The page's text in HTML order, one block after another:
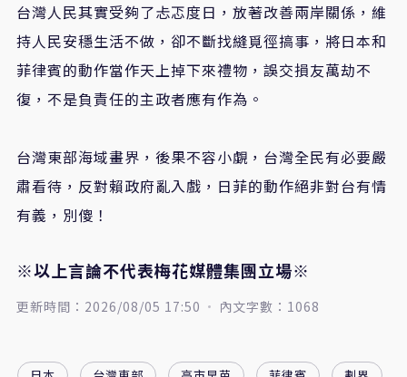
台灣人民其實受夠了忐忑度日，放著改善兩岸關係，維
持人民安穩生活不做，卻不斷找縫覓徑搞事，將日本和
菲律賓的動作當作天上掉下來禮物，誤交損友萬劫不
復，不是負責任的主政者應有作為。
台灣東部海域畫界，後果不容小覷，台灣全民有必要嚴
肅看待，反對賴政府亂入戲，日菲的動作絕非對台有情
有義，別傻！
※以上言論不代表梅花媒體集團立場※
更新時間：2026/08/05 17:50 內文字數：1068